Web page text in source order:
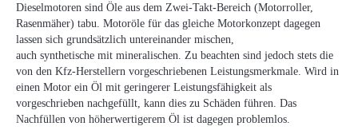
Dieselmotoren sind Öle aus dem Zwei-Takt-Bereich (Motorroller,
Rasenmäher) tabu. Motoröle für das gleiche Motorkonzept dagegen
lassen sich grundsätzlich untereinander mischen,
auch synthetische mit mineralischen. Zu beachten sind jedoch stets die
von den Kfz-Herstellern vorgeschriebenen Leistungsmerkmale. Wird in
einen Motor ein Öl mit geringerer Leistungsfähigkeit als
vorgeschrieben nachgefüllt, kann dies zu Schäden führen. Das
Nachfüllen von höherwertigerem Öl ist dagegen problemlos.